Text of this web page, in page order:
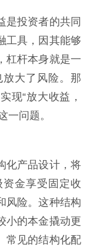
是投资者的共同
工具，因其能够
杠杆本身就是一
大了风险。那
现“放大收益，
一问题。
化产品设计，将
金享受固定收
风险。这种结构
小的本金撬动更
常见的结构化配